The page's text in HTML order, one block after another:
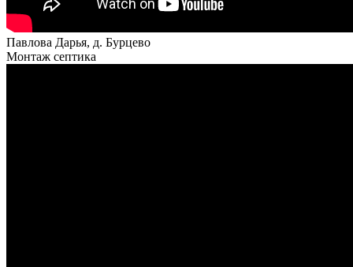
Павлова Дарья, д. Бурцево
Монтаж септика